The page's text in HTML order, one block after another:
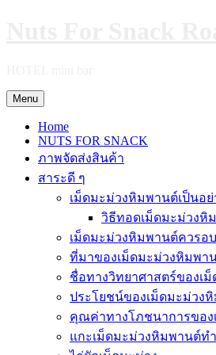
Menu
Home
NUTS FOR SNACK
ภาพจัดส่งสินค้า
สาระดี ๆ
เม็ดมะม่วงหิมพานต์เป็นอย่
วิธีทอดเม็ดมะม่วงหิ
เม็ดมะม่วงหิมพานต์ควรอ
ที่มาของเม็ดมะม่วงหิมพา
ชื่อทางวิทยาศาสตร์ของเ
ประโยชน์ของเม็ดมะม่วง
คุณค่าทางโภชนาการขอ
แกะเม็ดมะม่วงหิมพานต์ท